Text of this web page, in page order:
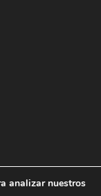
analizar nuestros